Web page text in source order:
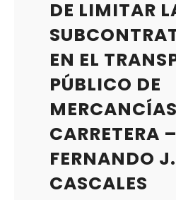
DE LIMITAR
EN EL
PÚBLICO DE
CARRETERA –
FERNANDO J.
CASCALES